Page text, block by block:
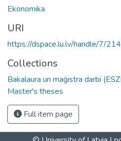
Ekonomika
URI
https://dspace.lu.lv/handle/7/
Collections
Bakalaura un maģistra darbi
Master's theses
Full item page